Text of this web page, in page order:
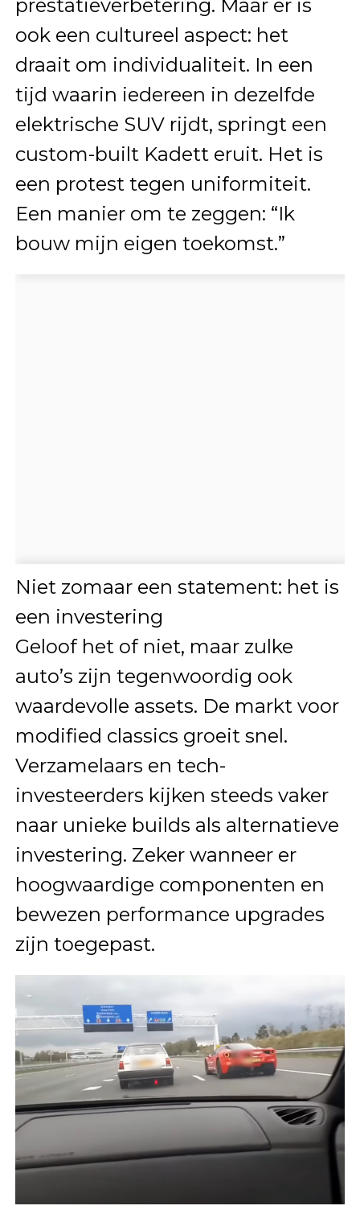
prestatieverbetering. Maar er is
ook een cultureel aspect: het
draait om individualiteit. In een
tijd waarin iedereen in dezelfde
elektrische SUV rijdt, springt een
custom-built Kadett eruit. Het is
een protest tegen uniformiteit.
Een manier om te zeggen: “Ik
bouw mijn eigen toekomst.”
Niet zomaar een statement: het is
een investering
Geloof het of niet, maar zulke
auto’s zijn tegenwoordig ook
waardevolle assets. De markt voor
modified classics groeit snel.
Verzamelaars en tech-
investeerders kijken steeds vaker
naar unieke builds als alternatieve
investering. Zeker wanneer er
hoogwaardige componenten en
bewezen performance upgrades
zijn toegepast.